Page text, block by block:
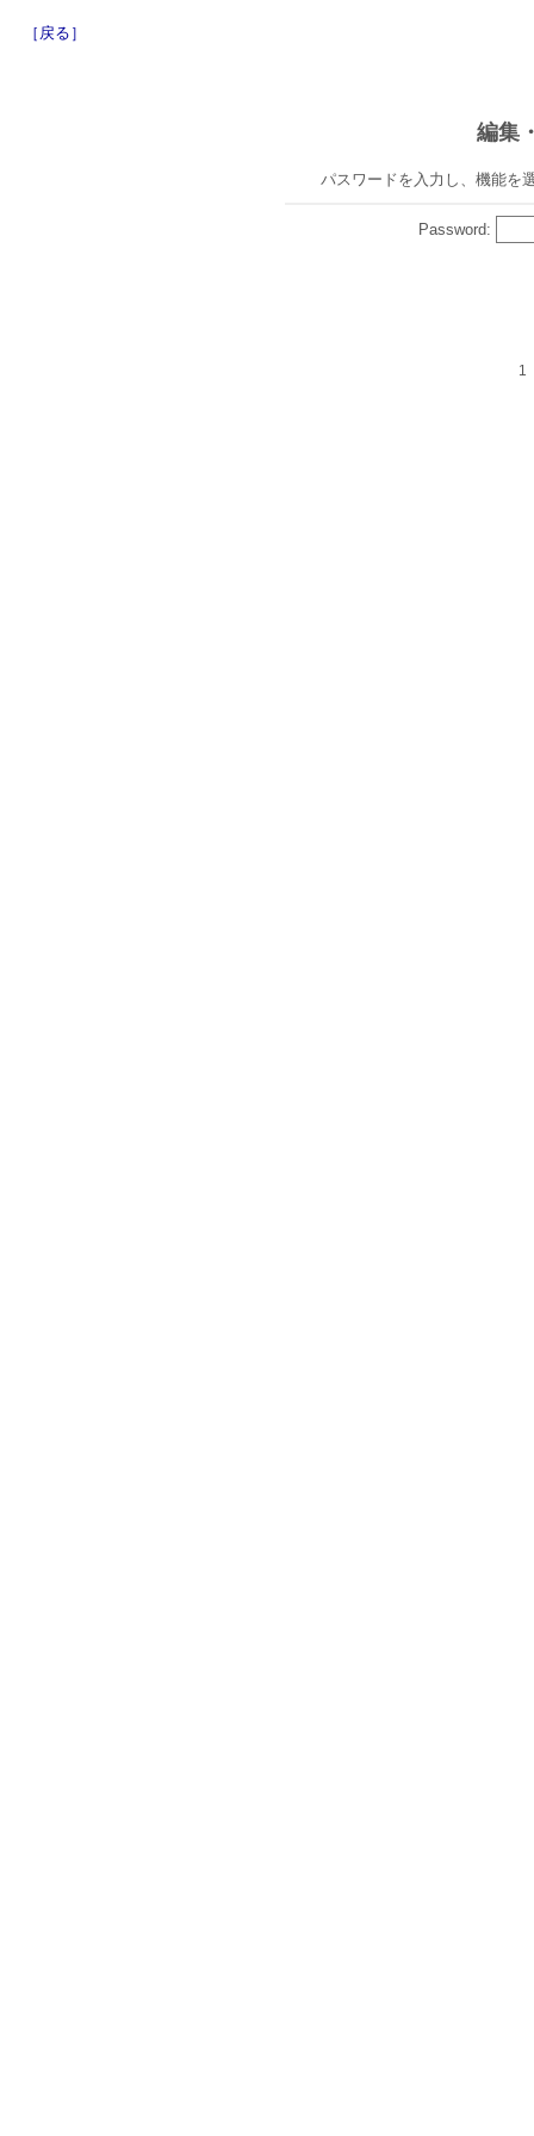
［戻る］
編集
パスワードを入力し、機能を
Password:
1